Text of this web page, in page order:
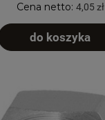
Cena netto: 4,05 zł
do koszyka